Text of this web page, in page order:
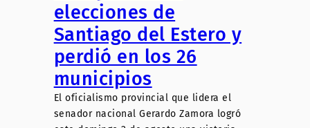
elecciones de
Santiago del Estero y
perdió en los 26
municipios
El oficialismo provincial que lidera el
senador nacional Gerardo Zamora logró